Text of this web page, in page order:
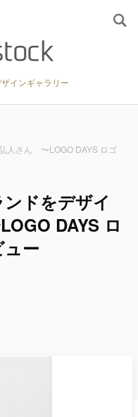
インギャラリー
人さん 〜LOGO DAYS ロゴ
ドをデザイ
DAYS ロ
ー